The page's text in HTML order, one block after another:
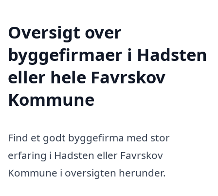
Oversigt over
byggefirmaer i Hadsten
eller hele Favrskov
Kommune
Find et godt byggefirma med stor
erfaring i Hadsten eller Favrskov
Kommune i oversigten herunder.